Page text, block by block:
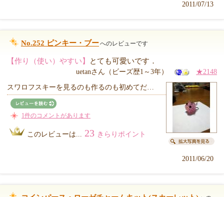
2011/07/13
No.252 ピンキー・ブーへのレビューです
【作り（使い）やすい】 とても可愛いです．
uetanさん（ビーズ歴1～3年） ★2148
スワロフスキーを見るのも作るのも初めてだ…
1件のコメントがあります
このレビューは... 23 きらりポイント
2011/06/20